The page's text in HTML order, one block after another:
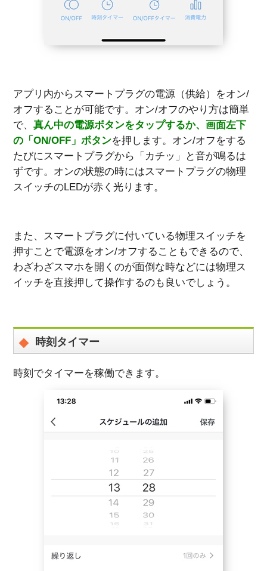
アプリ内からスマートプラグの電源（供給）をオン/
オフすることが可能です。オン/オフのやり方は簡単
で、真ん中の電源ボタンをタップするか、画面左下
の「ON/OFF」ボタンを押します。オン/オフをする
たびにスマートプラグから「カチッ」と音が鳴るは
ずです。オンの状態の時にはスマートプラグの物理
スイッチのLEDが赤く光ります。
また、スマートプラグに付いている物理スイッチを
押すことで電源をオン/オフすることもできるので、
わざわざスマホを開くのが面倒な時などには物理ス
イッチを直接押して操作するのも良いでしょう。
時刻タイマー
時刻でタイマーを稼働できます。